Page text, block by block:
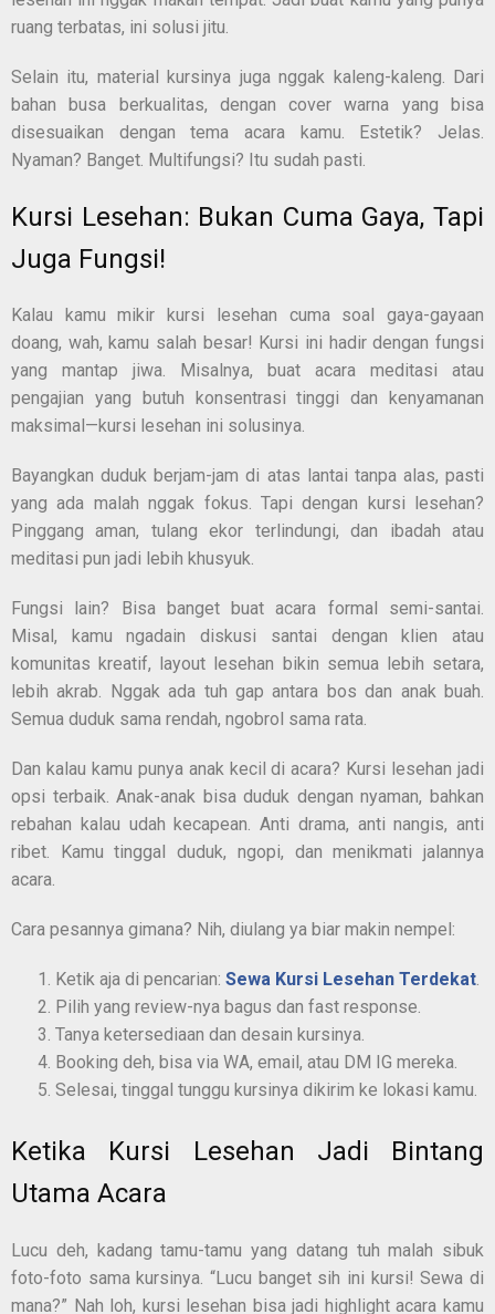
ruang terbatas, ini solusi jitu.
Selain itu, material kursinya juga nggak kaleng-kaleng. Dari
bahan busa berkualitas, dengan cover warna yang bisa
disesuaikan dengan tema acara kamu. Estetik? Jelas.
Nyaman? Banget. Multifungsi? Itu sudah pasti.
Kursi Lesehan: Bukan Cuma Gaya, Tapi
Juga Fungsi!
Kalau kamu mikir kursi lesehan cuma soal gaya-gayaan
doang, wah, kamu salah besar! Kursi ini hadir dengan fungsi
yang mantap jiwa. Misalnya, buat acara meditasi atau
pengajian yang butuh konsentrasi tinggi dan kenyamanan
maksimal—kursi lesehan ini solusinya.
Bayangkan duduk berjam-jam di atas lantai tanpa alas, pasti
yang ada malah nggak fokus. Tapi dengan kursi lesehan?
Pinggang aman, tulang ekor terlindungi, dan ibadah atau
meditasi pun jadi lebih khusyuk.
Fungsi lain? Bisa banget buat acara formal semi-santai.
Misal, kamu ngadain diskusi santai dengan klien atau
komunitas kreatif, layout lesehan bikin semua lebih setara,
lebih akrab. Nggak ada tuh gap antara bos dan anak buah.
Semua duduk sama rendah, ngobrol sama rata.
Dan kalau kamu punya anak kecil di acara? Kursi lesehan jadi
opsi terbaik. Anak-anak bisa duduk dengan nyaman, bahkan
rebahan kalau udah kecapean. Anti drama, anti nangis, anti
ribet. Kamu tinggal duduk, ngopi, dan menikmati jalannya
acara.
Cara pesannya gimana? Nih, diulang ya biar makin nempel:
Ketik aja di pencarian: Sewa Kursi Lesehan Terdekat.
Pilih yang review-nya bagus dan fast response.
Tanya ketersediaan dan desain kursinya.
Booking deh, bisa via WA, email, atau DM IG mereka.
Selesai, tinggal tunggu kursinya dikirim ke lokasi kamu.
Ketika Kursi Lesehan Jadi Bintang
Utama Acara
Lucu deh, kadang tamu-tamu yang datang tuh malah sibuk
foto-foto sama kursinya. “Lucu banget sih ini kursi! Sewa di
mana?” Nah loh, kursi lesehan bisa jadi highlight acara kamu